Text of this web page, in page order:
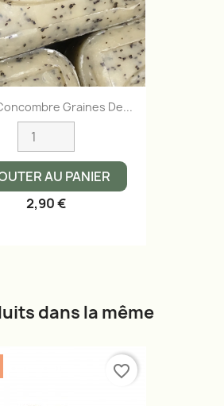
Graines De...
AU PANIER
2,90 €
dans la même
favorite_border